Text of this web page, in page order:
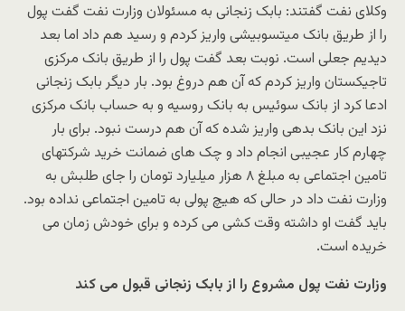
وکلای نفت گفتند: بابک زنجانی به مسئولان وزارت نفت گفت پول
را از طریق بانک میتسوبیشی واریز کردم و رسید هم داد اما بعد
دیدیم جعلی است. نوبت بعد گفت پول را از طریق بانک مرکزی
تاجیکستان واریز کردم که آن هم دروغ بود. بار دیگر بابک زنجانی
ادعا کرد از بانک سوئیس به بانک روسیه و به حساب بانک مرکزی
نزد این بانک بدهی واریز شده که آن هم درست نبود. برای بار
چهارم کار عجیبی انجام داد و چک های ضمانت خرید شرکتهای
تامین اجتماعی به مبلغ ۸ هزار میلیارد تومان را جای طلبش به
وزارت نفت داد در حالی که هیچ پولی به تامین اجتماعی نداده بود.
باید گفت او داشته وقت کشی می کرده و برای خودش زمان می
خریده است.
وزارت نفت پول مشروع را از بابک زنجانی قبول می کند